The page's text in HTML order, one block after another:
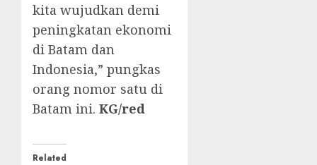
kita wujudkan demi
peningkatan ekonomi
di Batam dan
Indonesia,” pungkas
orang nomor satu di
Batam ini. KG/red
Related